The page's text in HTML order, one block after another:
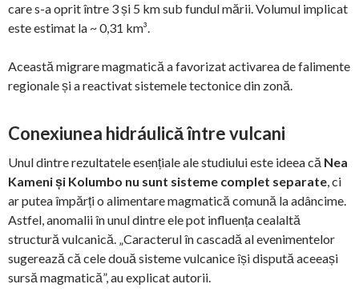
care s-a oprit între 3 și 5 km sub fundul mării. Volumul implicat
este estimat la ~ 0,31 km³.
Această migrare magmatică a favorizat activarea de falimente
regionale și a reactivat sistemele tectonice din zonă.
Conexiunea hidráulică între vulcani
Unul dintre rezultatele esențiale ale studiului este ideea că Nea
Kameni și Kolumbo nu sunt sisteme complet separate, ci
ar putea împărți o alimentare magmatică comună la adâncime.
Astfel, anomalii în unul dintre ele pot influența cealaltă
structură vulcanică. „Caracterul în cascadă al evenimentelor
sugerează că cele două sisteme vulcanice își dispută aceeași
sursă magmatică”, au explicat autorii.